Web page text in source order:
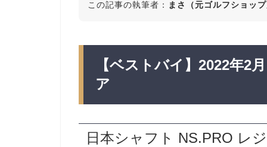
この記事の執筆者： まさ（元ゴルフショッ
【ベストバイ】2022年2
ア
日本シャフト NS.PRO レ